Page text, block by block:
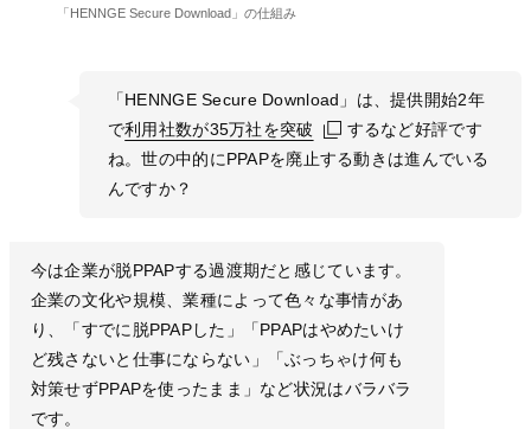
「HENNGE Secure Download」の仕組み
「HENNGE Secure Download」は、提供開始2年
で利用社数が35万社を突破
利用社数が35万社を突破
利用社数が35万社を突破
するなど好評です
ね。世の中的にPPAPを廃止する動きは進んでいる
んですか？
今は企業が脱PPAPする過渡期だと感じています。
企業の文化や規模、業種によって色々な事情があ
り、「すでに脱PPAPした」「PPAPはやめたいけ
ど残さないと仕事にならない」「ぶっちゃけ何も
対策せずPPAPを使ったまま」など状況はバラバラ
です。